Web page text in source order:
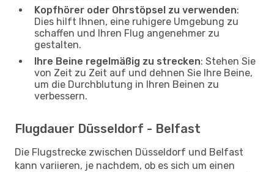
Kopfhörer oder Ohrstöpsel zu verwenden:
Dies hilft Ihnen, eine ruhigere Umgebung zu
schaffen und Ihren Flug angenehmer zu
gestalten.
Ihre Beine regelmäßig zu strecken: Stehen Sie
von Zeit zu Zeit auf und dehnen Sie Ihre Beine,
um die Durchblutung in Ihren Beinen zu
verbessern.
Flugdauer Düsseldorf - Belfast
Die Flugstrecke zwischen Düsseldorf und Belfast
kann variieren, je nachdem, ob es sich um einen